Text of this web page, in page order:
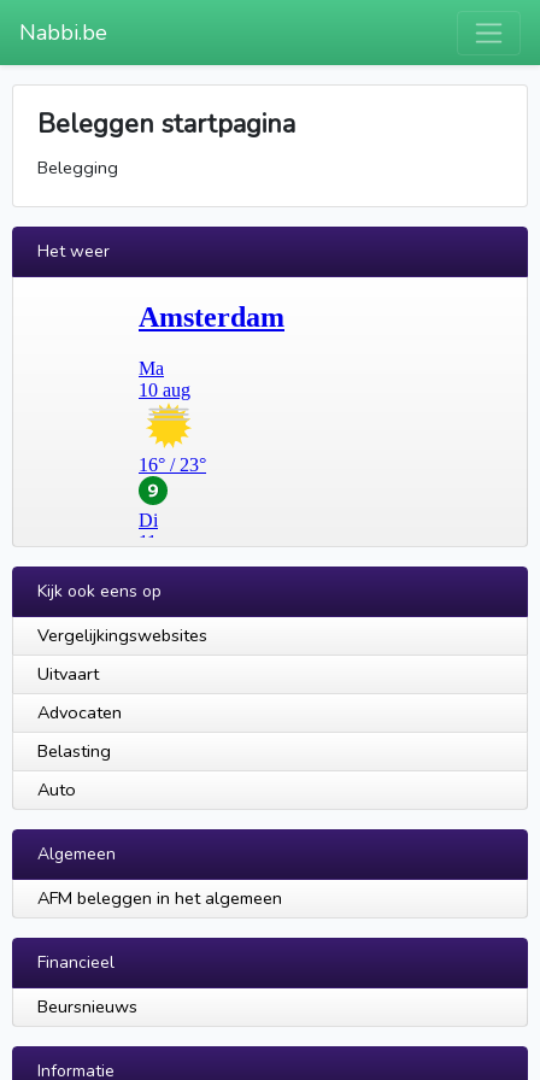
Nabbi.be
Beleggen startpagina
Belegging
Het weer
Kijk ook eens op
Vergelijkingswebsites
Uitvaart
Advocaten
Belasting
Auto
Algemeen
AFM beleggen in het algemeen
Financieel
Beursnieuws
Informatie